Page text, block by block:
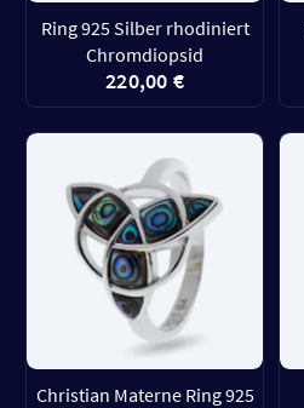
Ring 925 Silber rhodiniert
Chromdiopsid
220,00 €
Christian Materne Ring 925